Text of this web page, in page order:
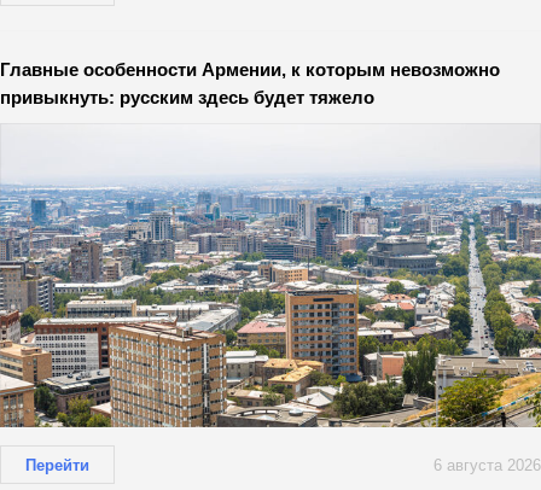
Главные особенности Армении, к которым невозможно
привыкнуть: русским здесь будет тяжело
Перейти 6 августа 2026